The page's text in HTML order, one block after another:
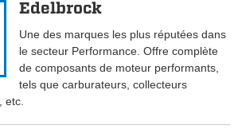
Edelbrock
Une des marques les plus réputées dans
le secteur Performance. Offre complète
de composants de moteur performants,
tels que carburateurs, collecteurs
etc.